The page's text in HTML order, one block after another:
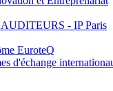
- IP Paris
EuroteQ
d'échange